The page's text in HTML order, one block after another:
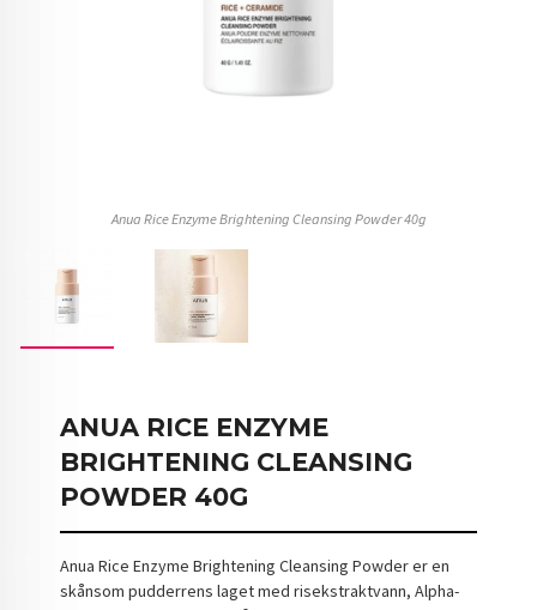
Anua Rice Enzyme Brightening Cleansing Powder 40g
ANUA RICE ENZYME
BRIGHTENING CLEANSING
POWDER 40G
Anua Rice Enzyme Brightening Cleansing Powder er en
skånsom pudderrens laget med risekstraktvann, Alpha-